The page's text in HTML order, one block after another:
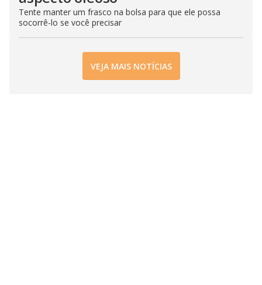
Tente manter um frasco na bolsa para que ele possa
socorrê-lo se você precisar
VEJA MAIS NOTÍCIAS